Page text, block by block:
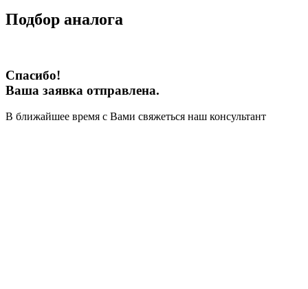
Подбор аналога
Спасибо!
Ваша заявка отправлена.
В ближайшее время с Вами свяжеться наш консультант